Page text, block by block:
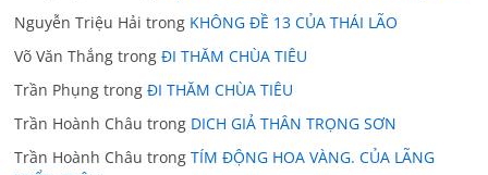
Nguyễn Triệu Hải trong KHÔNG ĐỀ 13 CỦA THÁI LÃO
Võ Văn Thắng trongĐI THĂM CHÙA TIÊU
Trần Phụng trongĐI THĂM CHÙA TIÊU
Trần Hoành Châu trong DICH GIẢ THÂN TRỌNG SƠN
Trần Hoành Châu trongTÍM ĐỘNG HOA VÀNG. CỦA LÃNG